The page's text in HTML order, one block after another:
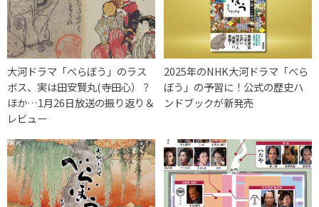
大河ドラマ「べらぼう」のラス
ボス、実は田安賢丸(寺田心）？
ほか…1月26日放送の振り返り＆
レビュー
2025年のNHK大河ドラマ「べら
ぼう」の予習に！公式の歴史ハ
ンドブックが新発売